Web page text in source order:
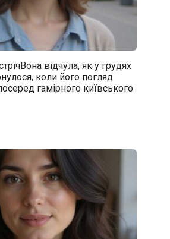
відчула, як у грудях
коли його погляд
гамірного київського